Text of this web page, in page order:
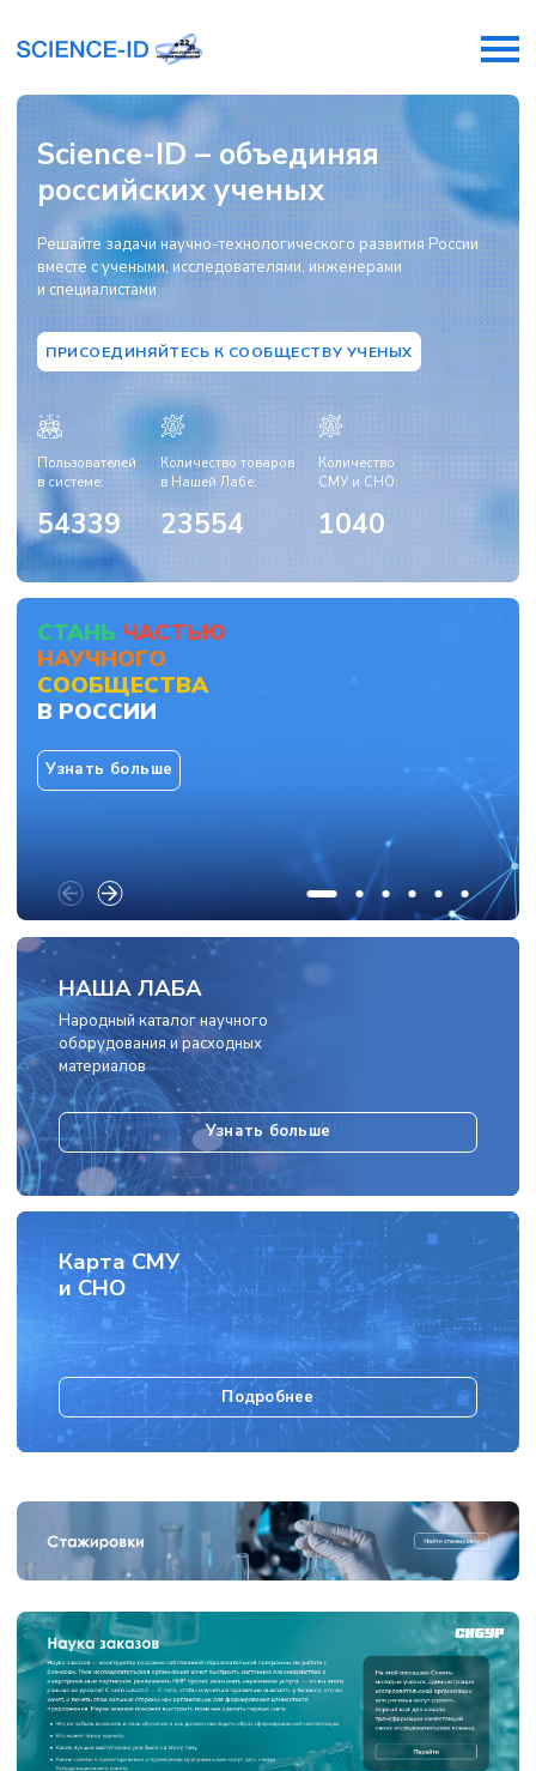
Science-ID – объединяя
российских ученых
Решайте задачи научно-технологического развития России
вместе с учеными, исследователями, инженерами
и специалистами
ПРИСОЕДИНЯЙТЕСЬ К СООБЩЕСТВУ УЧЕНЫХ
Пользователей
в системе:
54339
Количество товаров
в Нашей Лабе:
23554
Количество
СМУ и СНО:
1040
СТАНЬ ЧАСТЬЮ
НАУЧНОГО
СООБЩЕСТВА
В РОССИИ
Узнать больше
НАША ЛАБА
Народный каталог научного
оборудования и расходных
материалов
Узнать больше
Карта СМУ
и СНО
Подробнее